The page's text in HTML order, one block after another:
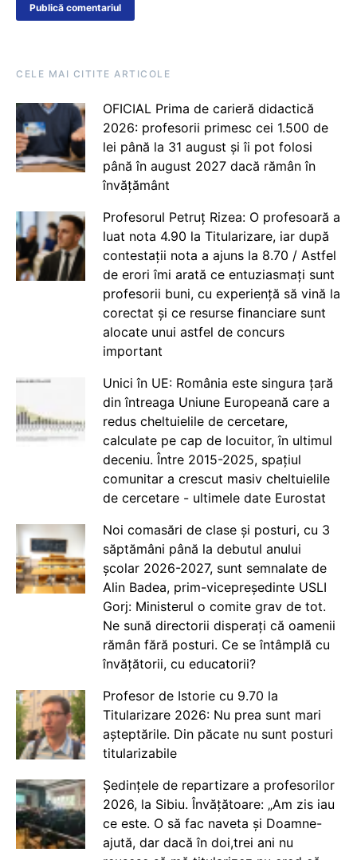
CELE MAI CITITE ARTICOLE
OFICIAL Prima de carieră didactică
2026: profesorii primesc cei 1.500 de
lei până la 31 august și îi pot folosi
până în august 2027 dacă rămân în
învățământ
Profesorul Petruț Rizea: O profesoară a
luat nota 4.90 la Titularizare, iar după
contestații nota a ajuns la 8.70 / Astfel
de erori îmi arată ce entuziasmați sunt
profesorii buni, cu experiență să vină la
corectat și ce resurse financiare sunt
alocate unui astfel de concurs
important
Unici în UE: România este singura țară
din întreaga Uniune Europeană care a
redus cheltuielile de cercetare,
calculate pe cap de locuitor, în ultimul
deceniu. Între 2015-2025, spațiul
comunitar a crescut masiv cheltuielile
de cercetare - ultimele date Eurostat
Noi comasări de clase și posturi, cu 3
săptămâni până la debutul anului
școlar 2026-2027, sunt semnalate de
Alin Badea, prim-vicepreședinte USLI
Gorj: Ministerul o comite grav de tot.
Ne sună directorii disperați că oamenii
rămân fără posturi. Ce se întâmplă cu
învățătorii, cu educatorii?
Profesor de Istorie cu 9.70 la
Titularizare 2026: Nu prea sunt mari
așteptările. Din păcate nu sunt posturi
titularizabile
Ședințele de repartizare a profesorilor
2026, la Sibiu. Învățătoare: „Am zis iau
ce este. O să fac naveta și Doamne-
ajută, dar dacă în doi,trei ani nu